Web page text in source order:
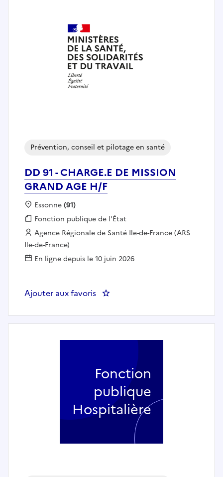
DD 91 - CHARGE.E DE MISSION
GRAND AGE H/F
Prévention, conseil et pilotage en santé
Localisation :
Essonne(91)
Fonction publique :
Fonction publique de l'État
Employeur :
Agence Régionale de Santé Ile-de-France (ARS
Ile-de-France)
En ligne depuis le 10 juin 2026
Ajouter aux favoris : DD 91 - CHARGE.E DE
Fonction
publique
Hospitalière